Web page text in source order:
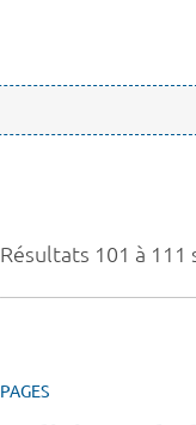
Résultats 101 à 111
PAGES